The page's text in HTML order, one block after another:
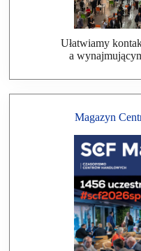
Ułatwiamy
a
Magazyn